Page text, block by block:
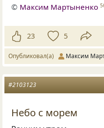
© Максим Мартыненко
23 5
Опубликовал(а) Максим
#2103123
Небо с морем